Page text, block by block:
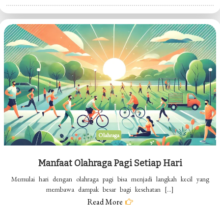
Olahraga
Pagi
Jadi
Rutinitas
Olahraga
Manfaat Olahraga Pagi Setiap Hari
Memulai hari dengan olahraga pagi bisa menjadi langkah kecil yang
membawa dampak besar bagi kesehatan […]
Read More